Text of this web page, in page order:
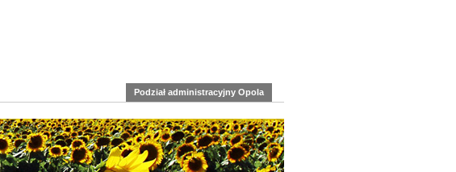
Podział administracyjny Opola